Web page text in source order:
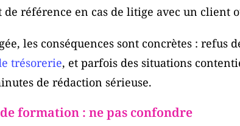
de référence en cas de litige avec un client
les conséquences sont concrètes : refus
trésorerie, et parfois des situations
de rédaction sérieuse.
formation : ne pas confondre